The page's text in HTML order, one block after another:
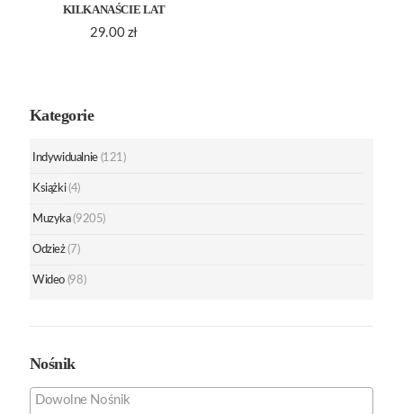
KILKANAŚCIE LAT
29.00 zł
Kategorie
Indywidualnie (121)
Książki (4)
Muzyka (9205)
Odzież (7)
Wideo (98)
Nośnik